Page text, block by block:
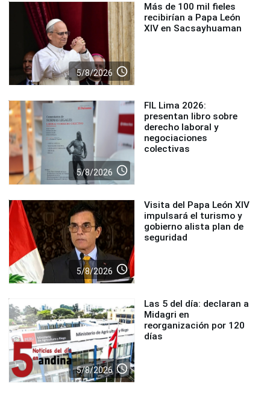
5/8/2026 access_time
Más de 100 mil fieles
recibirían a Papa León
XIV en Sacsayhuaman
5/8/2026 access_time
FIL Lima 2026:
presentan libro sobre
derecho laboral y
negociaciones
colectivas
5/8/2026 access_time
Visita del Papa León XIV
impulsará el turismo y
gobierno alista plan de
seguridad
5/8/2026 access_time
Las 5 del día: declaran a
Midagri en
reorganización por 120
días